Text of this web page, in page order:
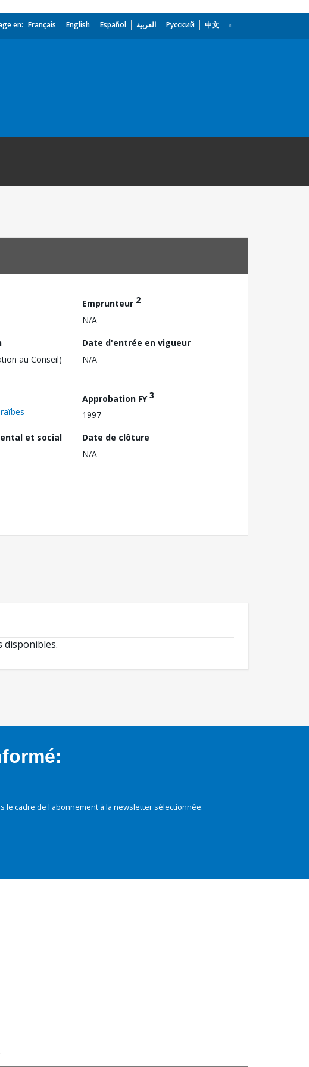
en: Français English Español العربية Русский 中文
Emprunteur 2
N/A
au Conseil)
Date d'entrée en vigueur
N/A
Approbation FY3
1997
et social
Date de clôture
N/A
disponibles.
cadre de l'abonnement à la newsletter sélectionnée.